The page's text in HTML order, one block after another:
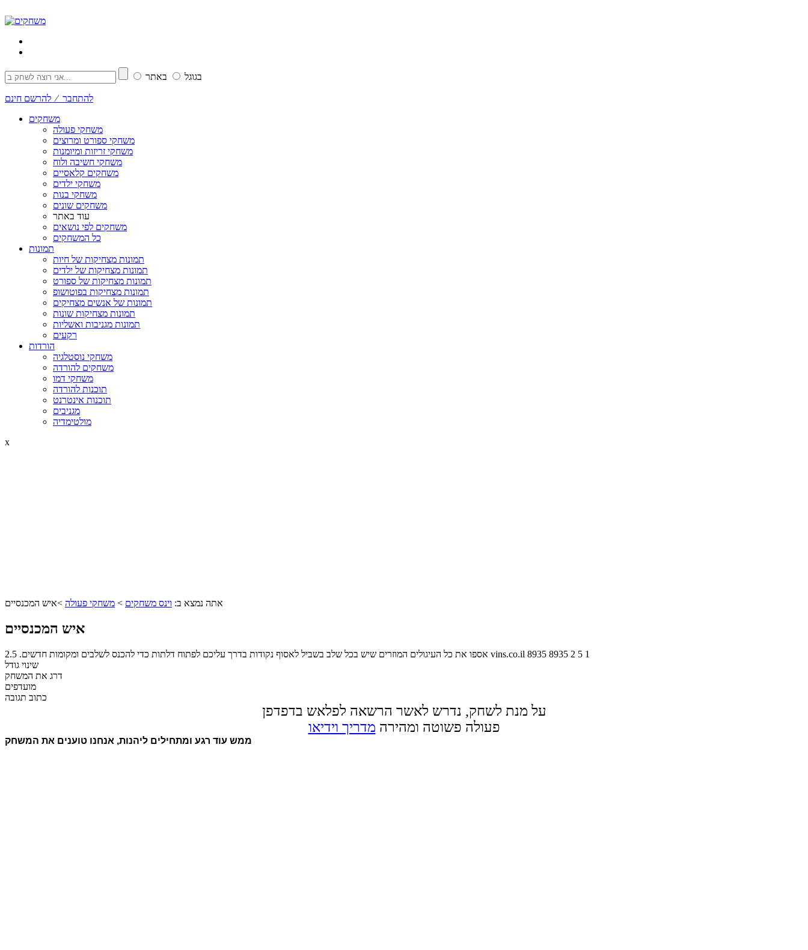
בגוגל באתר
להתחבר ⁄ להרשם חינם
משחקים
משחקי פעולה
משחקי ספורט ומרוצים
משחקי זריזות ומיומנות
משחקי חשיבה ולוח
משחקים קלאסיים
משחקי ילדים
משחקי בנות
משחקים שונים
עוד באתר
משחקים לפי נושאים
כל המשחקים
תמונות
תמונות מצחיקות של חיות
תמונות מצחיקות של ילדים
תמונות מצחיקות של ספורט
תמונות מצחיקות בפוטושופ
תמונות של אנשים מצחיקים
תמונות מצחיקות שונות
תמונות מגניבות ואשליות
רקעים
הורדות
משחקי נוסטלגיה
משחקים להורדה
משחקי דמו
תוכנות להורדה
תוכנות אינטרנט
מגניבים
מולטימדיה
x
אתה נמצא ב: וינס משחקים > משחקי פעולה >איש המכנסיים
איש המכנסיים
אספו את כל העיגולים המוזרים שיש בכל שלב בשביל לאסוף נקודות בדרך עליכם לפתוח דלתות כדי להכנס לשלבים ומקומות חדשים. 2.5 vins.co.il 8935 8935 2 5 1
שינוי גודל
דרג את המשחק
מועדפים
כתוב תגובה
על מנת לשחק, נדרש לאשר הרשאה לפלאש בדפדפן
פעולה פשוטה ומהירה מדריך וידיאו
ממש עוד רגע ומתחילים ליהנות, אנחנו טוענים את המשחק